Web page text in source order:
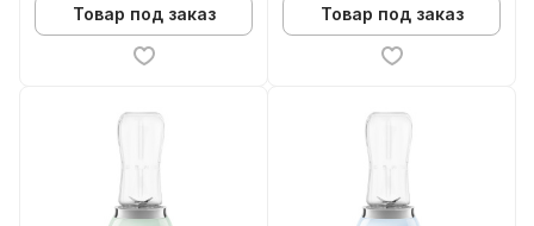
Товар под заказ Товар под заказ